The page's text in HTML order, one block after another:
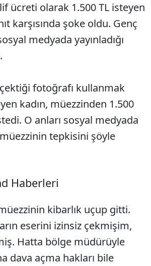
ücreti olarak 1.500 TL isteyen
karşısında şoke oldu. Genç
medyada yayınladığı
fotoğrafı kullanmak
kadın, müezzinden 1.500
O anları sosyal medyada
tepkisini şöyle
Haberleri
kibarlık uçup gitti.
eserini izinsiz çekmişim,
Hatta bölge müdürüyle
dava açma hakları bile